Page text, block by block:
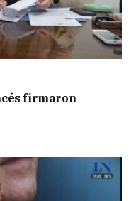
firmaron